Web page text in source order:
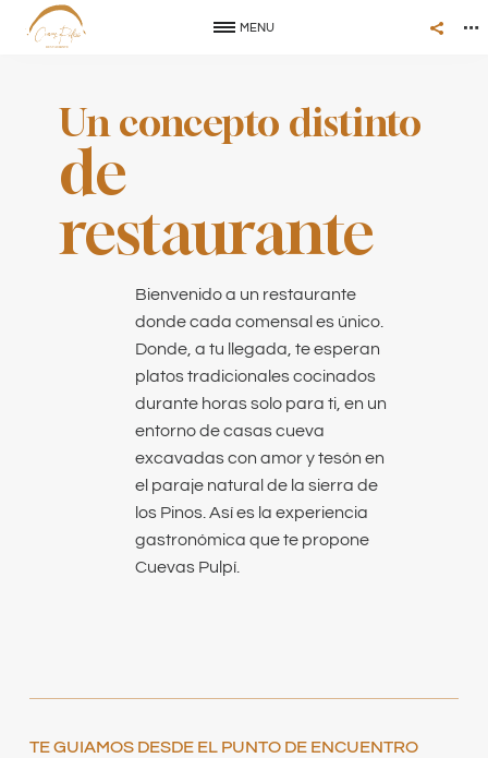
MENU
Un concepto distinto
de
restaurante
Bienvenido a un restaurante
donde cada comensal es único.
Donde, a tu llegada, te esperan
platos tradicionales cocinados
durante horas solo para ti, en un
entorno de casas cueva
excavadas con amor y tesón en
el paraje natural de la sierra de
los Pinos. Así es la experiencia
gastronómica que te propone
Cuevas Pulpí.
TE GUIAMOS DESDE EL PUNTO DE ENCUENTRO